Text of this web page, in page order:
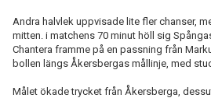
Andra halvlek uppvisade lite fler chanser,
mitten. i matchens 70 minut höll sig
Chantera framme på en passning från
bollen längs Åkersbergas mållinje, med
Målet ökade trycket från Åkersberga,